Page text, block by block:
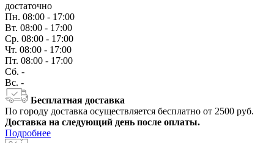
достаточно
Пн. 08:00 - 17:00
Вт. 08:00 - 17:00
Ср. 08:00 - 17:00
Чт. 08:00 - 17:00
Пт. 08:00 - 17:00
Сб. -
Вс. -
Бесплатная доставка
По городу доставка осуществляется бесплатно от 2500 руб.
Доставка на следующий день после оплаты.
Подробнее